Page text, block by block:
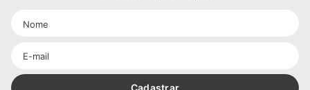
Cadastrar